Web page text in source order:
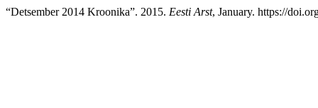
“Detsember 2014 Kroonika”. 2015. Eesti Arst, January. https://